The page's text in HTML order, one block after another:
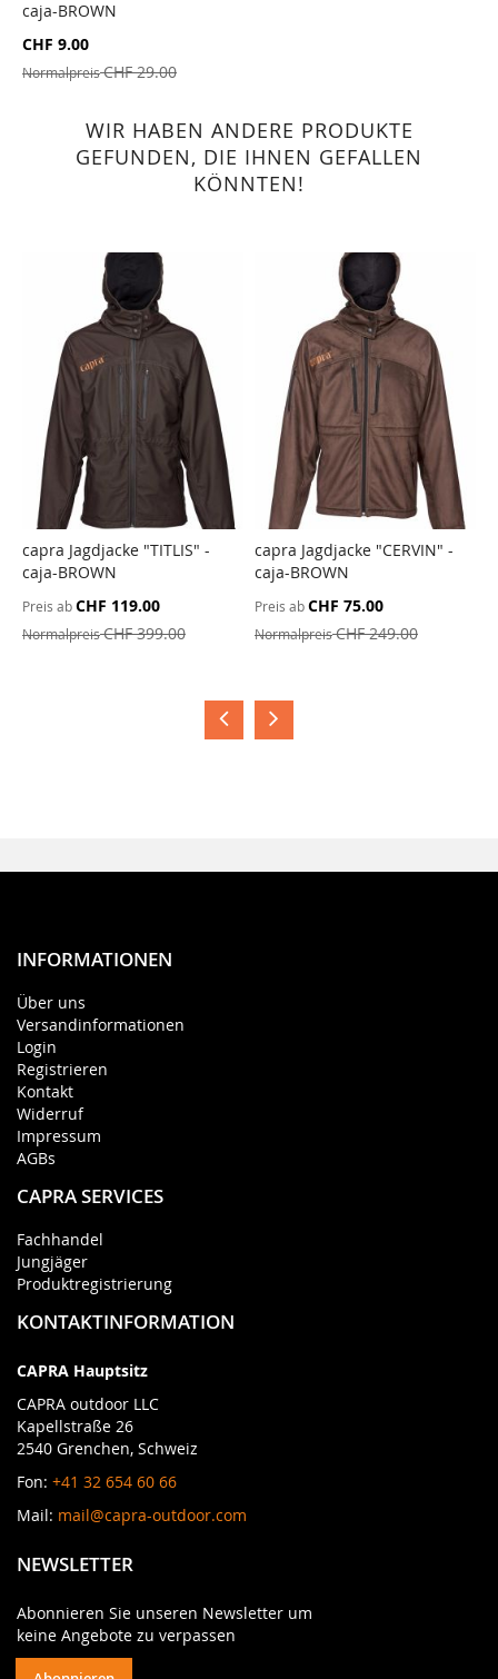
ZUR
VERGLEICHSLISTE
caja-BROWN
Sonderangebot
CHF 9.00
NormalpreisCHF 29.00
WIR HABEN ANDERE PRODUKTE
GEFUNDEN, DIE IHNEN GEFALLEN
KÖNNTEN!
capra Jagdjacke "TITLIS" -
caja-BROWN
Preis abCHF 119.00
NormalpreisCHF 399.00
capra Jagdjacke "CERVIN" -
caja-BROWN
Preis abCHF 75.00
NormalpreisCHF 249.00
INFORMATIONEN
Über uns
Versandinformationen
Login
Registrieren
Kontakt
Widerruf
Impressum
AGBs
CAPRA SERVICES
Fachhandel
Jungjäger
Produktregistrierung
KONTAKTINFORMATION
CAPRA Hauptsitz
CAPRA outdoor LLC
Kapellstraße 26
2540 Grenchen, Schweiz
Fon: +41 32 654 60 66
Mail: mail@capra-outdoor.com
NEWSLETTER
Abonnieren Sie unseren Newsletter um
keine Angebote zu verpassen